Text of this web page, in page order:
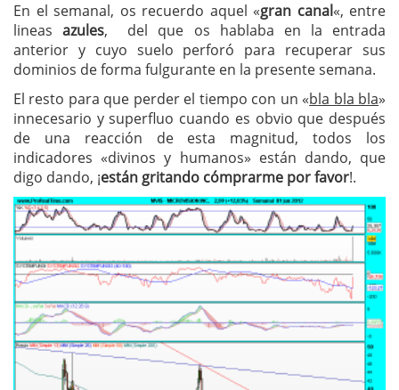
En el semanal, os recuerdo aquel «gran canal«, entre
lineas azules, del que os hablaba en la entrada
anterior y cuyo suelo perforó para recuperar sus
dominios de forma fulgurante en la presente semana.
El resto para que perder el tiempo con un «bla bla bla»
innecesario y superfluo cuando es obvio que después
de una reacción de esta magnitud, todos los
indicadores «divinos y humanos» están dando, que
digo dando, ¡están gritando cómprarme por favor!.